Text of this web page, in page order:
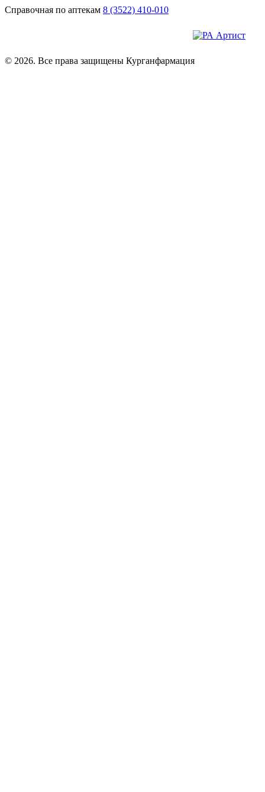
Справочная по аптекам 8 (3522) 410-010
© 2026. Все права защищены Курганфармация